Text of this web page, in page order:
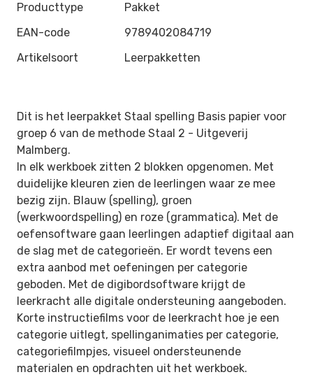
Producttype
Pakket
EAN-code
9789402084719
Artikelsoort
Leerpakketten
Dit is het leerpakket Staal spelling Basis papier voor
groep 6 van de methode Staal 2 - Uitgeverij
Malmberg.
In elk werkboek zitten 2 blokken opgenomen. Met
duidelijke kleuren zien de leerlingen waar ze mee
bezig zijn. Blauw (spelling), groen
(werkwoordspelling) en roze (grammatica). Met de
oefensoftware gaan leerlingen adaptief digitaal aan
de slag met de categorieën. Er wordt tevens een
extra aanbod met oefeningen per categorie
geboden. Met de digibordsoftware krijgt de
leerkracht alle digitale ondersteuning aangeboden.
Korte instructiefilms voor de leerkracht hoe je een
categorie uitlegt, spellinganimaties per categorie,
categoriefilmpjes, visueel ondersteunende
materialen en opdrachten uit het werkboek.